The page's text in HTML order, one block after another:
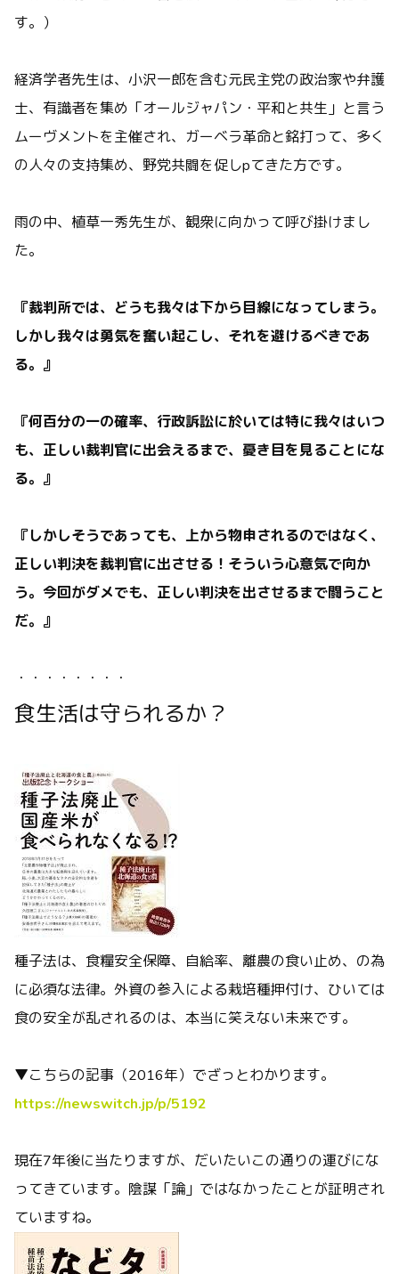
す。）
経済学者先生は、小沢一郎を含む元民主党の政治家や弁護
士、有識者を集め「オールジャパン・平和と共生」と言う
ムーヴメントを主催され、ガーベラ革命と銘打って、多く
の人々の支持集め、野党共闘を促しpてきた方です。
雨の中、植草一秀先生が、観衆に向かって呼び掛けまし
た。
『裁判所では、どうも我々は下から目線になってしまう。
しかし我々は勇気を奮い起こし、それを避けるべきであ
る。』
『何百分の一の確率、行政訴訟に於いては特に我々はいつ
も、正しい裁判官に出会えるまで、憂き目を見ることにな
る。』
『しかしそうであっても、上から物申されるのではなく、
正しい判決を裁判官に出させる！そういう心意気で向か
う。今回がダメでも、正しい判決を出させるまで闘うこと
だ。』
・・・・・・・・
食生活は守られるか？
種子法は、食糧安全保障、自給率、離農の食い止め、の為
に必須な法律。外資の参入による栽培種押付け、ひいては
食の安全が乱されるのは、本当に笑えない未来です。
▼こちらの記事（2016年）でざっとわかります。
https://newswitch.jp/p/5192
現在7年後に当たりますが、だいたいこの通りの運びにな
ってきています。陰謀「論」ではなかったことが証明され
ていますね。